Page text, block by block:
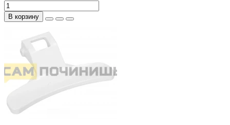
В корзину